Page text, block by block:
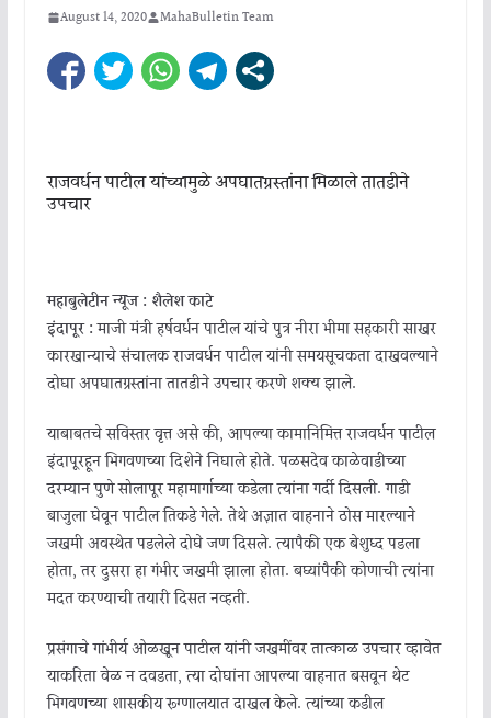
August 14, 2020 MahaBulletin Team
राजवर्धन पाटील यांच्यामुळे अपघातग्रस्तांना मिळाले तातडीने
उपचार
महाबुलेटीन न्यूज : शैलेश काटे
इंदापूर :माजी मंत्री हर्षवर्धन पाटील यांचे पुत्र नीरा भीमा सहकारी साखर
कारखान्याचे संचालक राजवर्धन पाटील यांनी समयसूचकता दाखवल्याने
दोघा अपघातग्रस्तांना तातडीने उपचार करणे शक्य झाले.
याबाबतचे सविस्तर वृत्त असे की, आपल्या कामानिमित्त राजवर्धन पाटील
इंदापूरहून भिगवणच्या दिशेने निघाले होते. पळसदेव काळेवाडीच्या
दरम्यान पुणे सोलापूर महामार्गाच्या कडेला त्यांना गर्दी दिसली. गाडी
बाजुला घेवून पाटील तिकडे गेले. तेथे अज्ञात वाहनाने ठोस मारल्याने
जखमी अवस्थेत पडलेले दोघे जण दिसले. त्यापैकी एक बेशुध्द पडला
होता, तर दुसरा हा गंभीर जखमी झाला होता. बघ्यांपैकी कोणाची त्यांना
मदत करण्याची तयारी दिसत नव्हती.
प्रसंगाचे गांभीर्य ओळखून पाटील यांनी जखमींवर तात्काळ उपचार व्हावेत
याकरिता वेळ न दवडता, त्या दोघांना आपल्या वाहनात बसवून थेट
भिगवणच्या शासकीय रूग्णालयात दाखल केले. त्यांच्या कडील